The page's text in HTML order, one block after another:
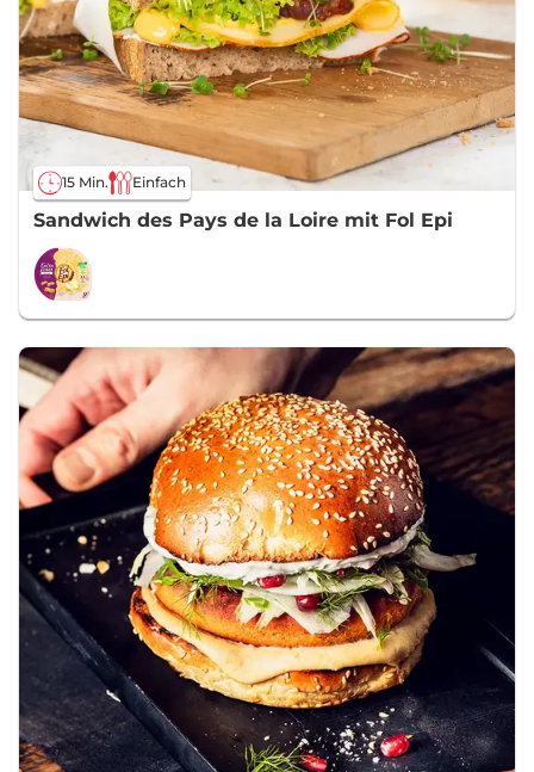
15 Min. Einfach
Sandwich des Pays de la Loire mit Fol Epi